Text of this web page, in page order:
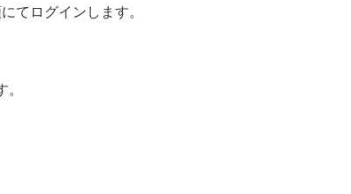
てログインします。